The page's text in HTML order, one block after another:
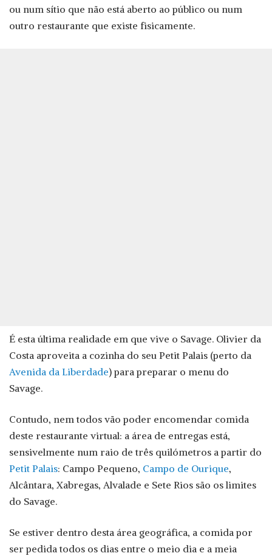
ou num sítio que não está aberto ao público ou num
outro restaurante que existe fisicamente.
É esta última realidade em que vive o Savage. Olivier da
Costa aproveita a cozinha do seu Petit Palais (perto da
Avenida da Liberdade) para preparar o menu do
Savage.
Contudo, nem todos vão poder encomendar comida
deste restaurante virtual: a área de entregas está,
sensivelmente num raio de três quilómetros a partir do
Petit Palais: Campo Pequeno, Campo de Ourique,
Alcântara, Xabregas, Alvalade e Sete Rios são os limites
do Savage.
Se estiver dentro desta área geográfica, a comida por
ser pedida todos os dias entre o meio dia e a meia